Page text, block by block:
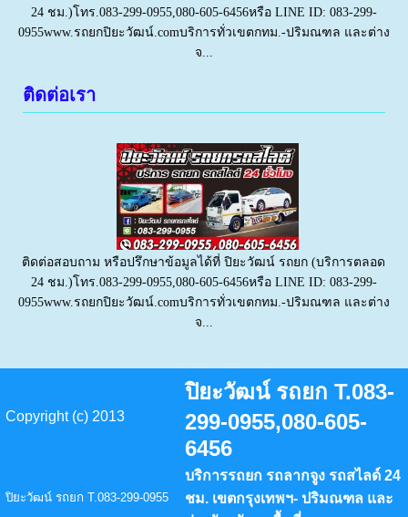
24 ชม.)โทร.083-299-0955,080-605-6456หรือ LINE ID: 083-299-
0955www.รถยกปิยะวัฒน์.comบริการทั่วเขตกทม.-ปริมณฑล และต่าง
จ...
ติดต่อเรา
ติดต่อสอบถาม หรือปรึกษาข้อมูลได้ที่ ปิยะวัฒน์ รถยก (บริการตลอด
24 ชม.)โทร.083-299-0955,080-605-6456หรือ LINE ID: 083-299-
0955www.รถยกปิยะวัฒน์.comบริการทั่วเขตกทม.-ปริมณฑล และต่าง
จ...
Copyright (c) 2013
ปิยะวัฒน์ รถยก T.083-
299-0955,080-605-
6456
ปิยะวัฒน์ รถยก T.083-299-0955
บริการรถยก รถลากจูง รถสไลด์ 24
ชม. เขตกรุงเทพฯ- ปริมณฑล และ